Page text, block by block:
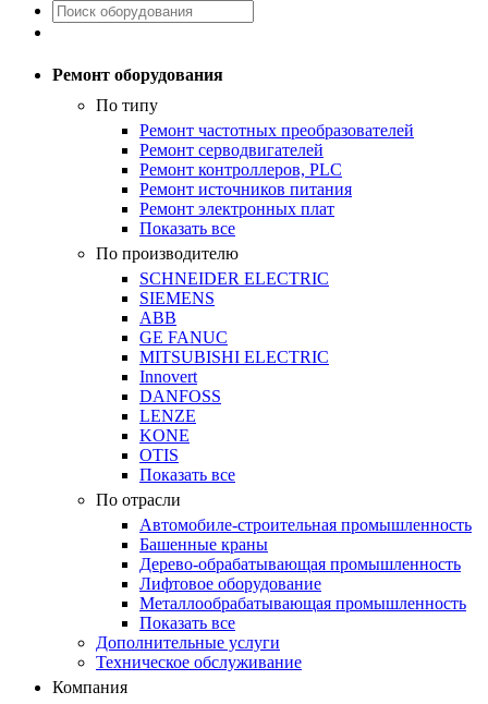
Ремонт оборудования
По типу
Ремонт частотных преобразователей
Ремонт серводвигателей
Ремонт контроллеров, PLC
Ремонт источников питания
Ремонт электронных плат
Показать все
По производителю
SCHNEIDER ELECTRIC
SIEMENS
ABB
GE FANUC
MITSUBISHI ELECTRIC
Innovert
DANFOSS
LENZE
KONE
OTIS
Показать все
По отрасли
Автомобиле-строительная промышленность
Башенные краны
Дерево-обрабатывающая промышленность
Лифтовое оборудование
Металлообрабатывающая промышленность
Показать все
Дополнительные услуги
Техническое обслуживание
Компания